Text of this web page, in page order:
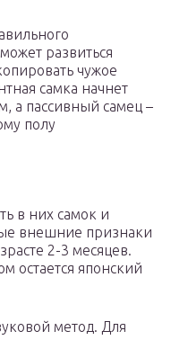
развиться
чужое
самка начнет
а пассивный самец –
полу
в них самок и
внешние признаки
2-3 месяцев.
остается японский
метод. Для